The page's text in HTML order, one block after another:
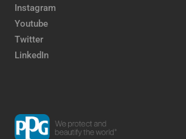
Instagram
Youtube
Twitter
LinkedIn